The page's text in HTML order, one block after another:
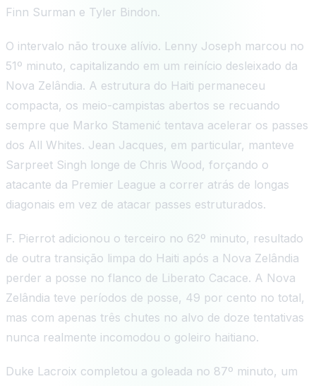
Finn Surman e Tyler Bindon.
O intervalo não trouxe alívio. Lenny Joseph marcou no
51º minuto, capitalizando em um reinício desleixado da
Nova Zelândia. A estrutura do Haiti permaneceu
compacta, os meio-campistas abertos se recuando
sempre que Marko Stamenić tentava acelerar os passes
dos All Whites. Jean Jacques, em particular, manteve
Sarpreet Singh longe de Chris Wood, forçando o
atacante da Premier League a correr atrás de longas
diagonais em vez de atacar passes estruturados.
F. Pierrot adicionou o terceiro no 62º minuto, resultado
de outra transição limpa do Haiti após a Nova Zelândia
perder a posse no flanco de Liberato Cacace. A Nova
Zelândia teve períodos de posse, 49 por cento no total,
mas com apenas três chutes no alvo de doze tentativas
nunca realmente incomodou o goleiro haitiano.
Duke Lacroix completou a goleada no 87º minuto, um